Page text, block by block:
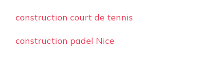
construction court de tennis
construction padel Nice